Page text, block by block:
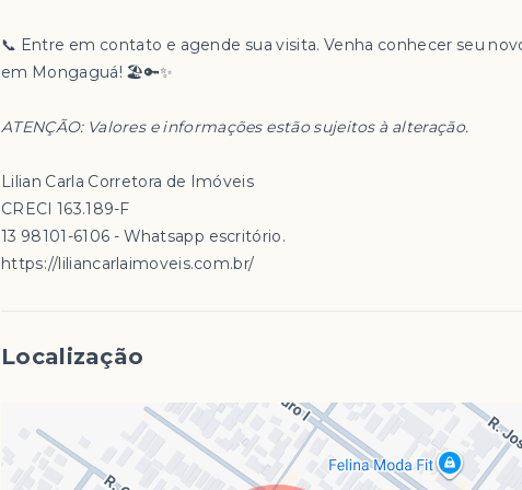
📞 Entre em contato e agende sua visita. Venha conhecer seu
em Mongaguá! 🏖️🔑✨
ATENÇÃO: Valores e informações estão sujeitos à alteração.
Lilian Carla Corretora de Imóveis
CRECI 163.189-F
13 98101-6106 - Whatsapp escritório.
https://liliancarlaimoveis.com.br/
Localização